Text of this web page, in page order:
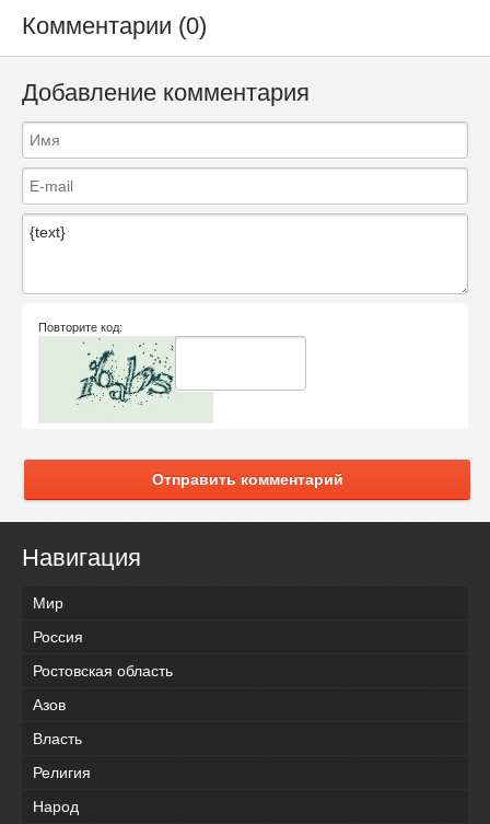
Комментарии (0)
Добавление комментария
Повторите код:
Отправить комментарий
Навигация
Мир
Россия
Ростовская область
Азов
Власть
Религия
Народ